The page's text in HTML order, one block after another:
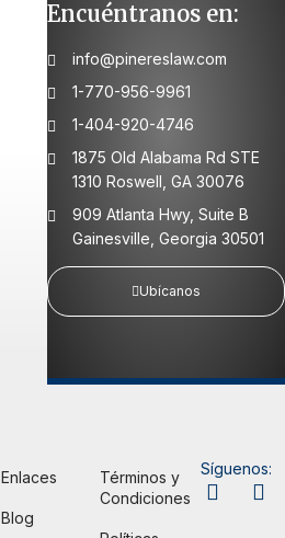
Encuéntranos en:
info@pinereslaw.com
1-770-956-9961
1-404-920-4746
1875 Old Alabama Rd STE
1310 Roswell, GA 30076
909 Atlanta Hwy, Suite B
Gainesville, Georgia 30501
Ubícanos
Enlaces
Blog
Términos y
Condiciones
Síguenos: